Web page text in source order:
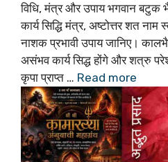
विधि, मंत्र और उपाय भगवान बटुक
कार्य सिद्धि मंत्र, अष्टोत्तर शत
नाशक प्रभावी उपाय जानिए।
असंभव कार्य सिद्ध होंगे और शत्रु
कृपा प्राप्त … Read more